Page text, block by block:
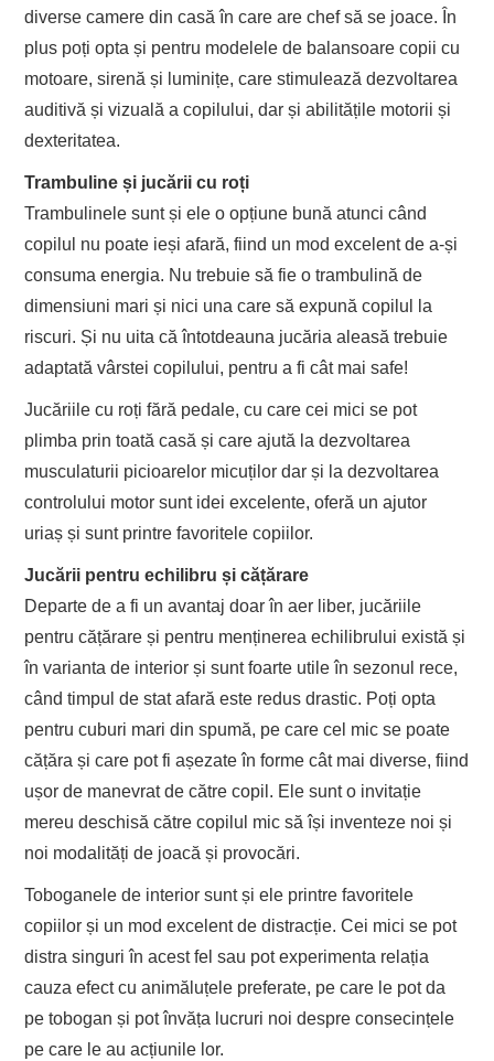
diverse camere din casă în care are chef să se joace. În
plus poți opta și pentru modelele de balansoare copii cu
motoare, sirenă și luminițe, care stimulează dezvoltarea
auditivă și vizuală a copilului, dar și abilitățile motorii și
dexteritatea.
Trambuline și jucării cu roți
Trambulinele sunt și ele o opțiune bună atunci când
copilul nu poate ieși afară, fiind un mod excelent de a-și
consuma energia. Nu trebuie să fie o trambulină de
dimensiuni mari și nici una care să expună copilul la
riscuri. Și nu uita că întotdeauna jucăria aleasă trebuie
adaptată vârstei copilului, pentru a fi cât mai safe!
Jucăriile cu roți fără pedale, cu care cei mici se pot
plimba prin toată casă și care ajută la dezvoltarea
musculaturii picioarelor micuților dar și la dezvoltarea
controlului motor sunt idei excelente, oferă un ajutor
uriaș și sunt printre favoritele copiilor.
Jucării pentru echilibru și cățărare
Departe de a fi un avantaj doar în aer liber, jucăriile
pentru cățărare și pentru menținerea echilibrului există și
în varianta de interior și sunt foarte utile în sezonul rece,
când timpul de stat afară este redus drastic. Poți opta
pentru cuburi mari din spumă, pe care cel mic se poate
cățăra și care pot fi așezate în forme cât mai diverse, fiind
ușor de manevrat de către copil. Ele sunt o invitație
mereu deschisă către copilul mic să își inventeze noi și
noi modalități de joacă și provocări.
Toboganele de interior sunt și ele printre favoritele
copiilor și un mod excelent de distracție. Cei mici se pot
distra singuri în acest fel sau pot experimenta relația
cauza efect cu animăluțele preferate, pe care le pot da
pe tobogan și pot învăța lucruri noi despre consecințele
pe care le au acțiunile lor.